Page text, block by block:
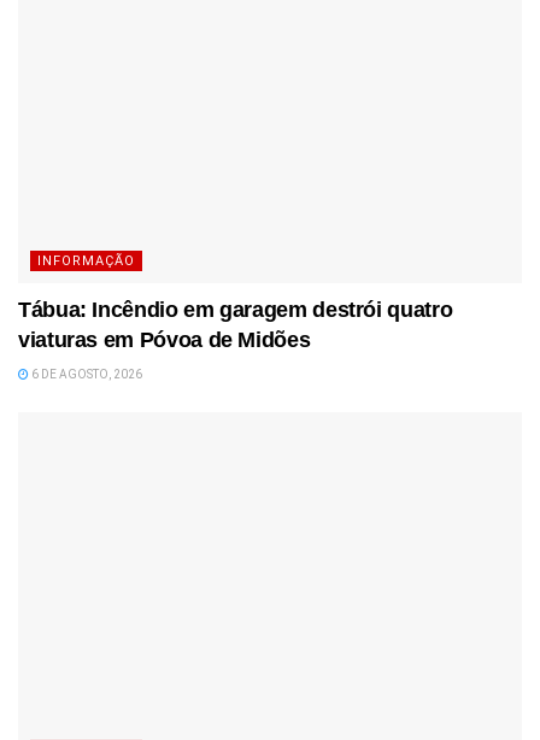
INFORMAÇÃO
Tábua: Incêndio em garagem destrói quatro
viaturas em Póvoa de Midões
6 DE AGOSTO, 2026